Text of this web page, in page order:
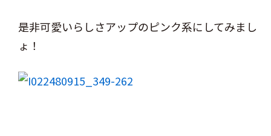
是非可愛いらしさアップのピンク系にしてみまし
ょ！